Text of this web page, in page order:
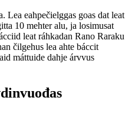
Lea eahpečielggas goas dat leat
10 mehter alu, ja losimusat
leat ráhkadan Rano Raraku
čilgehus lea ahte báccit
máttuide dahje árvvus